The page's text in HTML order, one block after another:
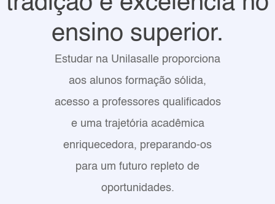
ensino superior.
Estudar na Unilasalle proporciona
aos alunos formação sólida,
acesso a professores qualificados
e uma trajetória acadêmica
enriquecedora, preparando-os
para um futuro repleto de
oportunidades.